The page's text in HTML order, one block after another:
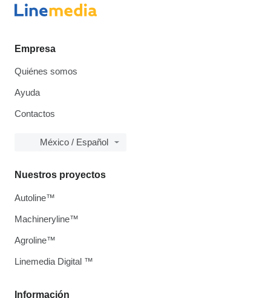
Empresa
Quiénes somos
Ayuda
Contactos
México / Español
Información
Nuestros proyectos
Autoline™
Machineryline™
Agroline™
Linemedia Digital ™